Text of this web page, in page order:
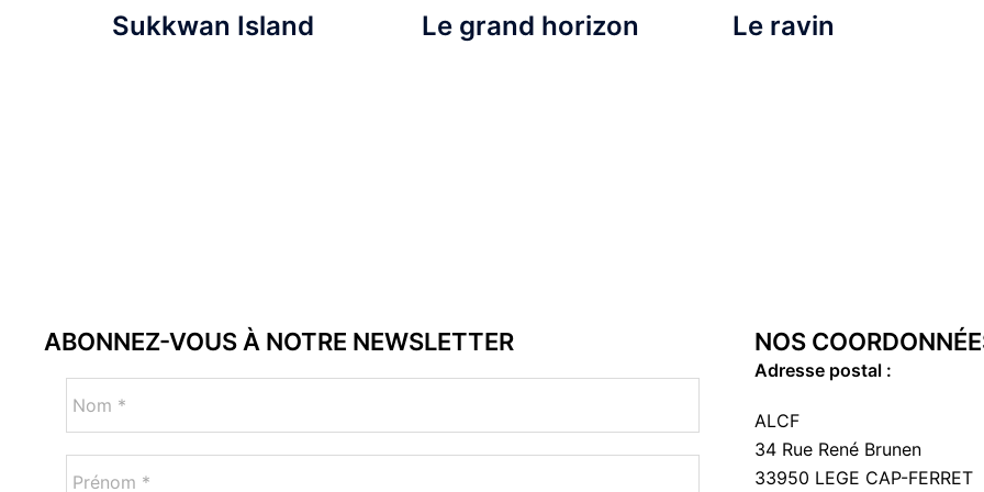
Sukkwan Island Le grand horizon Le ravin
ABONNEZ-VOUS À NOTRE NEWSLETTER NOS
Adresse postal :
ALCF
34 Rue René Brunen
33950 LEGE CAP-FERRET